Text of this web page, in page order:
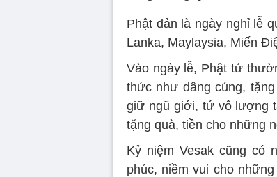
Phật đản là ngày nghỉ lễ
Lanka, Maylaysia, Miến
Vào ngày lễ, Phật tử
thức như dâng cúng,
giữ ngũ giới, tứ vô lượng
tặng quà, tiền cho những
Kỷ niệm Vesak cũng có
phúc, niềm vui cho